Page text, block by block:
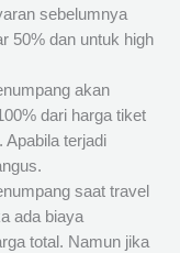
sebelumnya
50% dan untuk high
akan
dari harga tiket
Apabila terjadi
saat travel
ada biaya
total. Namun jika